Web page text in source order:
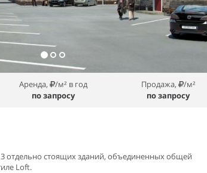
Аренда,
/м² в год
по запросу
Продажа,
/м²
по запросу
отдельно стоящих зданий, объединенных общей
Loft.